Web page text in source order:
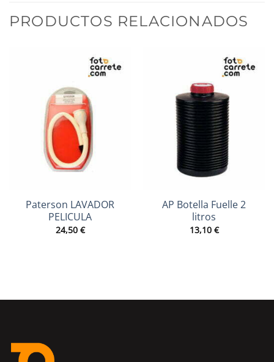
PRODUCTOS RELACIONADOS
Paterson LAVADOR
PELICULA
24,50 €
AP Botella Fuelle 2
litros
13,10 €